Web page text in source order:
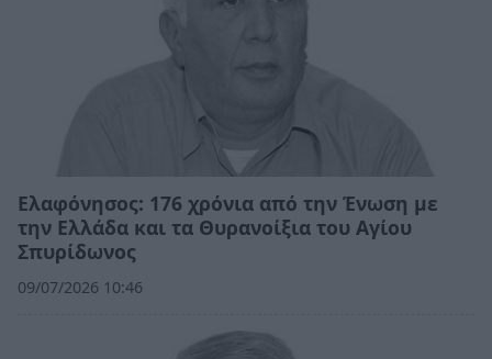
Ελαφόνησος: 176 χρόνια από την Ένωση με
την Ελλάδα και τα Θυρανοίξια του Αγίου
Σπυρίδωνος
09/07/2026 10:46